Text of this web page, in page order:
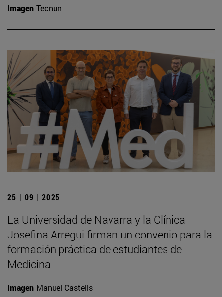
Imagen Tecnun
25 | 09 | 2025
La Universidad de Navarra y la Clínica
Josefina Arregui firman un convenio para la
formación práctica de estudiantes de
Medicina
Imagen Manuel Castells